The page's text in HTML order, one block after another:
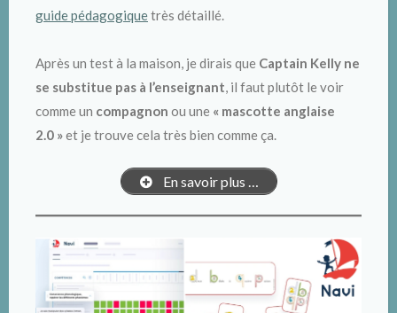
guide pédagogiquetrès détaillé.
Après un test à la maison, je dirais que Captain Kelly ne
se substitue pas à l’enseignant, il faut plutôt le voir
comme un compagnon ou une « mascotte anglaise
2.0 »et je trouve cela très bien comme ça.
En savoir plus …